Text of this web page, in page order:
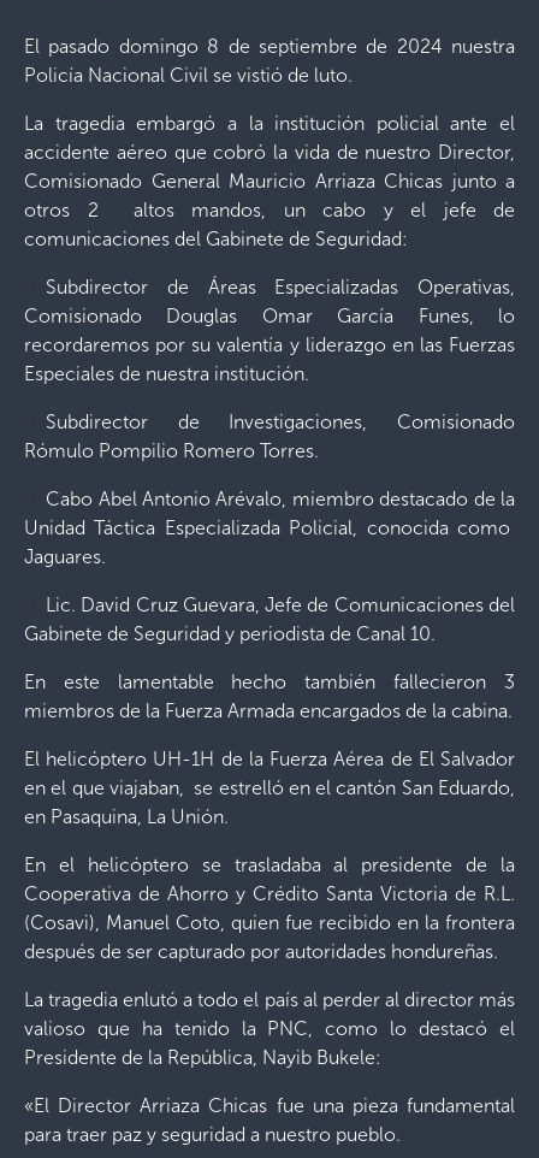
El pasado domingo 8 de septiembre de 2024 nuestra
Policía Nacional Civil se vistió de luto.
La tragedia embargó a la institución policial ante el
accidente aéreo que cobró la vida de nuestro Director,
Comisionado General Mauricio Arriaza Chicas junto a
otros 2 altos mandos, un cabo y el jefe de
comunicaciones del Gabinete de Seguridad:
Subdirector de Áreas Especializadas Operativas,
Comisionado Douglas Omar García Funes, lo
recordaremos por su valentía y liderazgo en las Fuerzas
Especiales de nuestra institución.
Subdirector de Investigaciones, Comisionado
Rómulo Pompilio Romero Torres.
Cabo Abel Antonio Arévalo, miembro destacado de la
Unidad Táctica Especializada Policial, conocida como
Jaguares.
Lic. David Cruz Guevara, Jefe de Comunicaciones del
Gabinete de Seguridad y periodista de Canal 10.
En este lamentable hecho también fallecieron 3
miembros de la Fuerza Armada encargados de la cabina.
El helicóptero UH-1H de la Fuerza Aérea de El Salvador
en el que viajaban, se estrelló en el cantón San Eduardo,
en Pasaquina, La Unión.
En el helicóptero se trasladaba al presidente de la
Cooperativa de Ahorro y Crédito Santa Victoria de R.L.
(Cosavi), Manuel Coto, quien fue recibido en la frontera
después de ser capturado por autoridades hondureñas.
La tragedia enlutó a todo el país al perder al director más
valioso que ha tenido la PNC, como lo destacó el
Presidente de la República, Nayib Bukele:
«El Director Arriaza Chicas fue una pieza fundamental
para traer paz y seguridad a nuestro pueblo.